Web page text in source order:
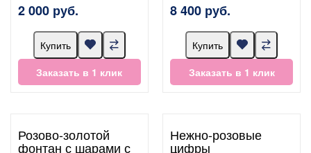
2 000 руб.
Купить
Заказать в 1 клик
8 400 руб.
Купить
Заказать в 1 клик
Розово-золотой
фонтан с шарами с
Нежно-розовые
цифры